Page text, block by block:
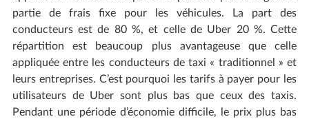
partie de frais fixe pour les véhicules. La part des
conducteurs est de 80 %, et celle de Uber 20 %. Cette
répartition est beaucoup plus avantageuse que celle
appliquée entre les conducteurs de taxi « traditionnel » et
leurs entreprises. C’est pourquoi les tarifs à payer pour les
utilisateurs de Uber sont plus bas que ceux des taxis.
Pendant une période d’économie difficile, le prix plus bas